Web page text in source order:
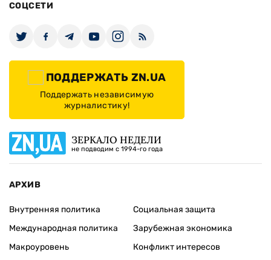
СОЦСЕТИ
ПОДДЕРЖАТЬ ZN.UA
Поддержать независимую
журналистику!
ЗЕРКАЛО НЕДЕЛИ
не подводим с 1994-го года
АРХИВ
Внутренняя политика
Международная политика
Макроуровень
Социальная защита
Зарубежная экономика
Конфликт интересов